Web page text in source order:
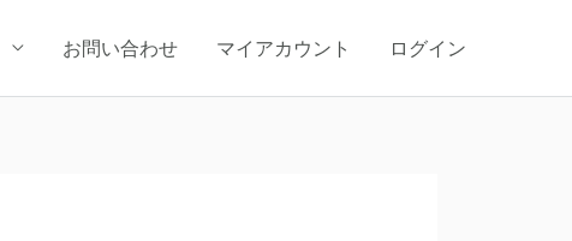
お問い合わせ マイアカウント ログイン